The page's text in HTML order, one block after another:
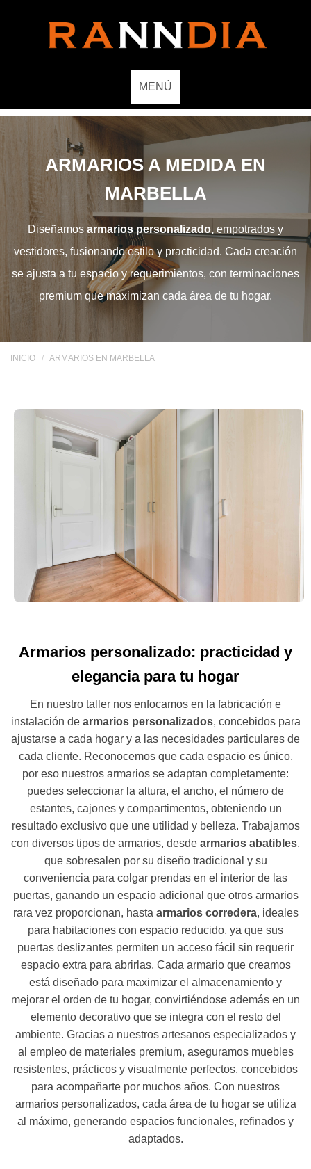
MENÚ
ARMARIOS A MEDIDA EN
MARBELLA
Diseñamos armarios personalizado, empotrados y
vestidores, fusionando estilo y practicidad. Cada creación
se ajusta a tu espacio y requerimientos, con terminaciones
premium que maximizan cada área de tu hogar.
INICIO ARMARIOS EN MARBELLA
Armarios personalizado: practicidad y
elegancia para tu hogar
En nuestro taller nos enfocamos en la fabricación e
instalación de armarios personalizados, concebidos para
ajustarse a cada hogar y a las necesidades particulares de
cada cliente. Reconocemos que cada espacio es único,
por eso nuestros armarios se adaptan completamente:
puedes seleccionar la altura, el ancho, el número de
estantes, cajones y compartimentos, obteniendo un
resultado exclusivo que une utilidad y belleza. Trabajamos
con diversos tipos de armarios, desde armarios abatibles,
que sobresalen por su diseño tradicional y su
conveniencia para colgar prendas en el interior de las
puertas, ganando un espacio adicional que otros armarios
rara vez proporcionan, hasta armarios corredera, ideales
para habitaciones con espacio reducido, ya que sus
puertas deslizantes permiten un acceso fácil sin requerir
espacio extra para abrirlas. Cada armario que creamos
está diseñado para maximizar el almacenamiento y
mejorar el orden de tu hogar, convirtiéndose además en un
elemento decorativo que se integra con el resto del
ambiente. Gracias a nuestros artesanos especializados y
al empleo de materiales premium, aseguramos muebles
resistentes, prácticos y visualmente perfectos, concebidos
para acompañarte por muchos años. Con nuestros
armarios personalizados, cada área de tu hogar se utiliza
al máximo, generando espacios funcionales, refinados y
adaptados.